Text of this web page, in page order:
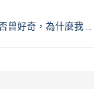
曾好奇，為什麼我 …